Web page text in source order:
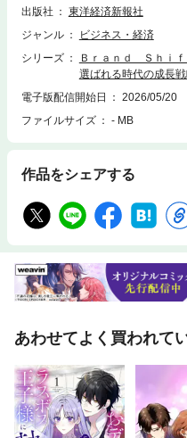
出版社
東洋経済新報社
ジャンル
ビジネス・経済
シリーズ
Ｂｒａｎｄ Ｓｈｉ
選ばれる時代の成長
電子版配信開始日
2026/05/20
ファイルサイズ
- MB
作品をシェアする
あわせてよく買われて